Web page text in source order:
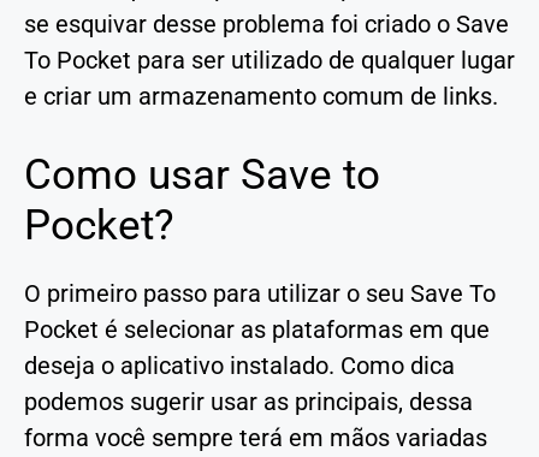
se esquivar desse problema foi criado o Save
To Pocket para ser utilizado de qualquer lugar
e criar um armazenamento comum de links.
Como usar Save to
Pocket?
O primeiro passo para utilizar o seu Save To
Pocket é selecionar as plataformas em que
deseja o aplicativo instalado. Como dica
podemos sugerir usar as principais, dessa
forma você sempre terá em mãos variadas